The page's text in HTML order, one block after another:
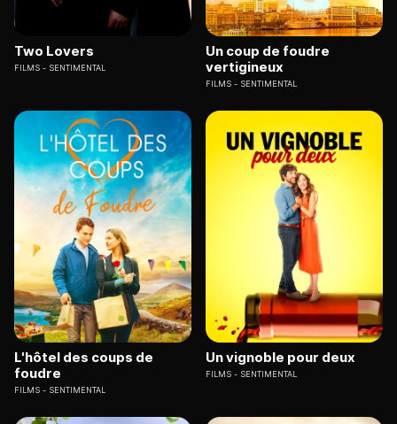
Two Lovers
FILMS SENTIMENTAL
Un coup de foudre
vertigineux
FILMS SENTIMENTAL
L'hôtel des coups de
foudre
FILMS SENTIMENTAL
Un vignoble pour deux
FILMS SENTIMENTAL